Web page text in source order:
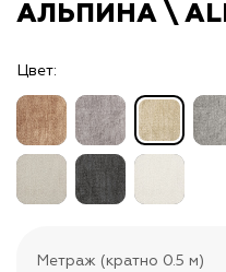
АЛЬПИНА \
Цвет:
Метраж (кратно 0.5 м)